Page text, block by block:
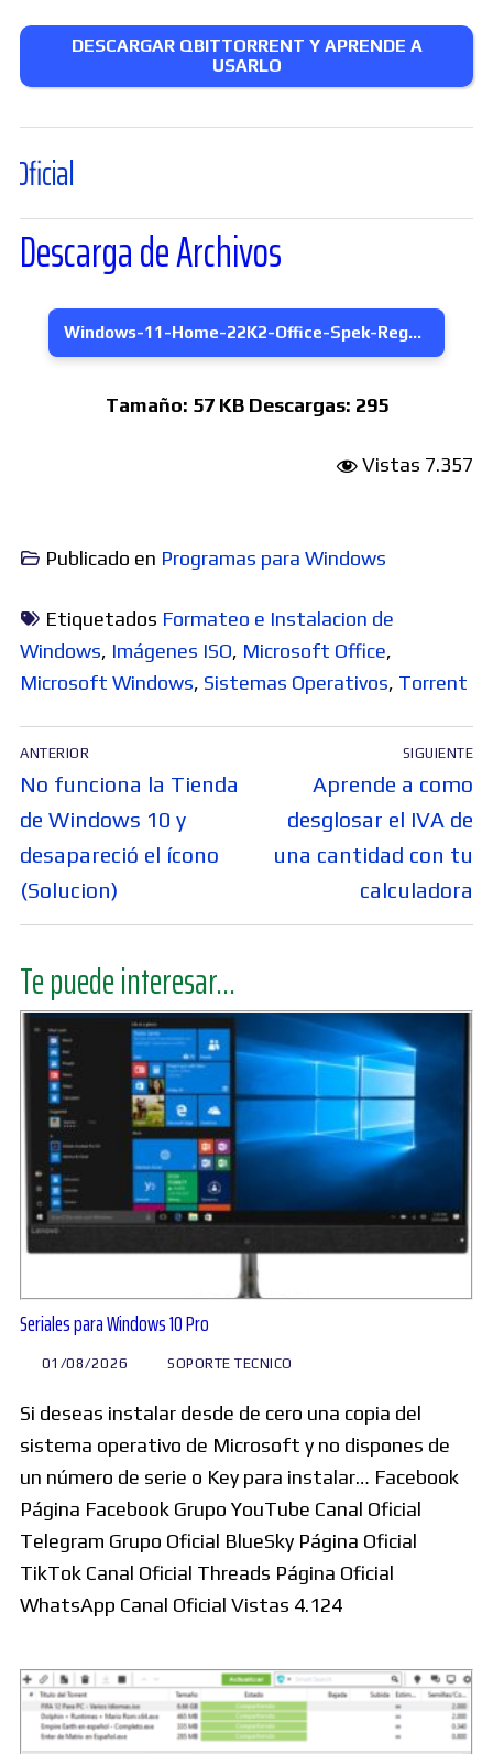
DESCARGAR QBITTORRENT Y APRENDE A
USARLO
Descarga de Archivos
Windows-11-Home-22K2-Office-Spek-Regg-PCs-Legacys
Tamaño: 57 KB Descargas: 295
Vistas 7.357
Publicado en Programas para Windows
Etiquetados Formateo e Instalacion de
Windows, Imágenes ISO, Microsoft Office,
Microsoft Windows, Sistemas Operativos, Torrent
Navegación
de
entradas
ANTERIOR
Entrada
anterior:
No funciona la Tienda
de Windows 10 y
desapareció el ícono
(Solucion)
SIGUIENTE
Entrada
siguiente:
Aprende a como
desglosar el IVA de
una cantidad con tu
calculadora
Te puede interesar...
Seriales para Windows 10 Pro
01/08/2026 SOPORTE TECNICO
Si deseas instalar desde de cero una copia del
sistema operativo de Microsoft y no dispones de
un número de serie o Key para instalar… Facebook
Página Facebook Grupo YouTube Canal Oficial
Telegram Grupo Oficial BlueSky Página Oficial
TikTok Canal Oficial Threads Página Oficial
WhatsApp Canal Oficial Vistas 4.124